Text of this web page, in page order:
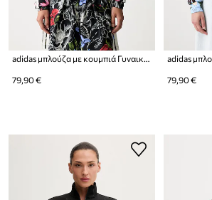
adidas μπλούζα με κουμπιά Γυναικεία x Farm Rio
79,90 € 79,90 €